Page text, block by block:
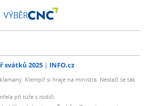
VÝBĚR
svátků 2025 INFO.cz
Klempíř si hraje na ministra. Nestačí se tak
při túře s rodiči